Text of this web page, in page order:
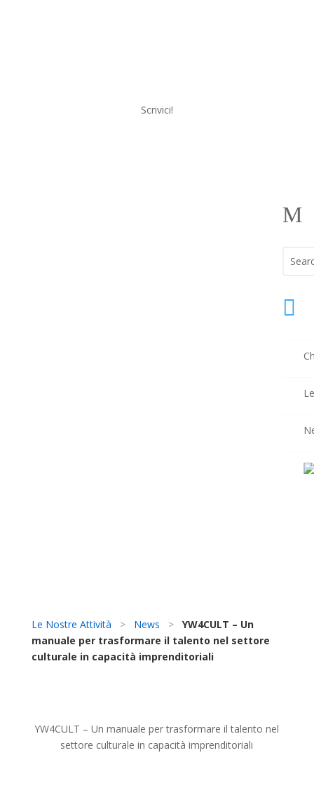
Scrivici!
M

Le Nostre Attività > News >
YW4CULT – Un
manuale per trasformare il talento nel settore
culturale in capacità imprenditoriali
YW4CULT – Un manuale per trasformare il talento nel
settore culturale in capacità imprenditoriali